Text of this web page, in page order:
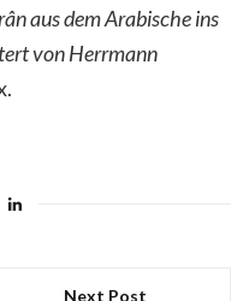
aus dem Arabische ins
von Herrmann
Next Post